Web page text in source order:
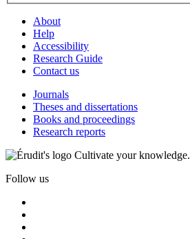
About
Help
Accessibility
Research Guide
Contact us
Journals
Theses and dissertations
Books and proceedings
Research reports
Cultivate your knowledge.
Follow us